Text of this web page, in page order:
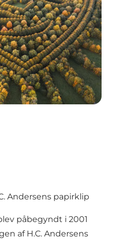
Andersens papirklip
påbegyndt i 2001
af H.C. Andersens